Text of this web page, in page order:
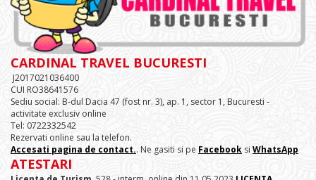
CARDINAL TRAVEL BUCURESTI
J2017021036400
CUI RO38641576
Sediu social: B-dul Dacia 47 (fost nr. 3), ap. 1, sector 1, Bucuresti -
activitate exclusiv online
Tel: 0722332542
Rezervati online sau la telefon.
Accesati pagina de contact.. Ne gasiti si pe Facebook si WhatsApp
ATESTARI